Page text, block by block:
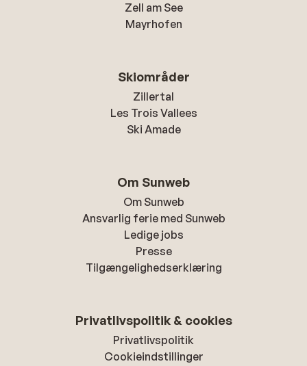
Zell am See
Mayrhofen
Skiområder
Zillertal
Les Trois Vallees
Ski Amade
Om Sunweb
Om Sunweb
Ansvarlig ferie med Sunweb
Ledige jobs
Presse
Tilgængelighedserklæring
Privatlivspolitik & cookies
Privatlivspolitik
Cookieindstillinger